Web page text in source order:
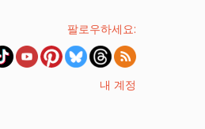
팔로우하세요:
내 계정